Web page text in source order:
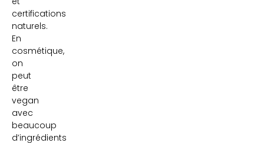
certifications
naturels.
En
cosmétique,
on
peut
être
vegan
avec
beaucoup
d’ingrédients